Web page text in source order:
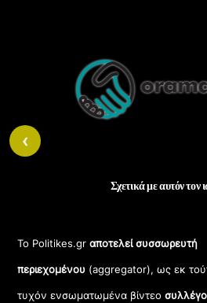
Top
Σχετικά με αυτόν τον
Το Politikes.grαποτελεί συσσωρευτή
περιεχομένου (aggregator), ως εκ
τυχόν ενσωματωμένα βίντεο
‹